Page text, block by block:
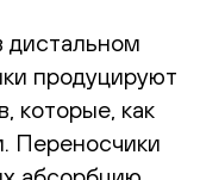
дистальном
продуцируют
которые, как
Переносчики